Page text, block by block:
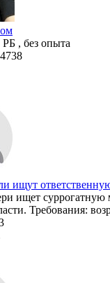
, без опыта
ищут
ищет суррогатную
Требования: